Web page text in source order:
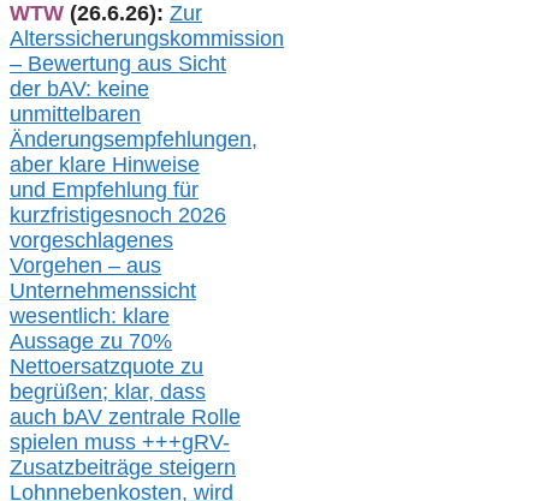
WTW (26.6.26): Zur
Alterssicherungskommission
– Bewertung aus Sicht
der bAV: keine
unmittelbaren
Änderungsempfehlungen,
aber klare Hinweise
und Empfehlung für
kurzfristigesnoch 2026
vorgeschlagenes
Vorgehen – aus
Unternehmenssicht
wesentlich: klare
Aussage zu 70%
Nettoersatzquote zu
begrüßen; klar, dass
auch bAV zentrale Rolle
spielen muss +++gRV-
Zusatzbeiträge steigern
Lohnnebenkosten, wird